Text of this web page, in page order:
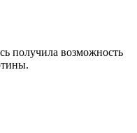
получила возможность